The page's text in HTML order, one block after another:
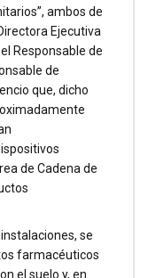
ambos de
Ejecutiva
Responsable de
de
que, dicho
de Cadena de
se
farmacéuticos
el suelo y, en